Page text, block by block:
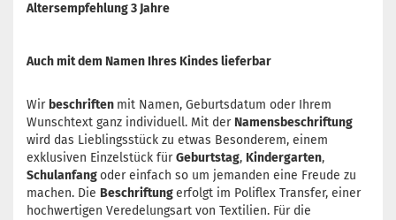
Altersempfehlung 3 Jahre
Auch mit dem Namen Ihres Kindes lieferbar
Wir beschriften mit Namen, Geburtsdatum oder Ihrem
Wunschtext ganz individuell. Mit der Namensbeschriftung
wird das Lieblingsstück zu etwas Besonderem, einem
exklusiven Einzelstück fürGeburtstag, Kindergarten,
Schulanfangoder einfach so um jemanden eine Freude zu
machen. Die Beschriftungerfolgt im Poliflex Transfer, einer
hochwertigen Veredelungsart von Textilien. Für die